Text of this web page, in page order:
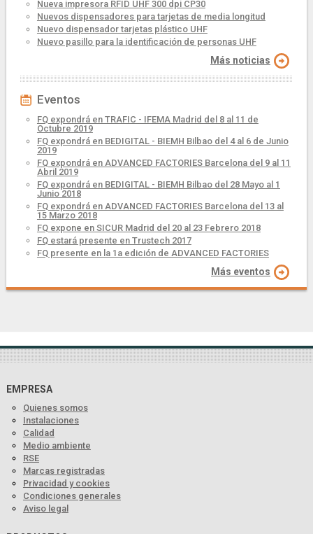
Nueva impresora RFID UHF 300 dpi CP30
Nuevos dispensadores para tarjetas de media longitud
Nuevo dispensador tarjetas plástico UHF
Nuevo pasillo para la identificación de personas UHF
Más noticias
Eventos
FQ expondrá en TRAFIC - IFEMA Madrid del 8 al 11 de
Octubre 2019
FQ expondrá en BEDIGITAL - BIEMH Bilbao del 4 al 6 de Junio
2019
FQ expondrá en ADVANCED FACTORIES Barcelona del 9 al 11
Abril 2019
FQ expondrá en BEDIGITAL - BIEMH Bilbao del 28 Mayo al 1
Junio 2018
FQ expondrá en ADVANCED FACTORIES Barcelona del 13 al
15 Marzo 2018
FQ expone en SICUR Madrid del 20 al 23 Febrero 2018
FQ estará presente en Trustech 2017
FQ presente en la 1a edición de ADVANCED FACTORIES
Más eventos
EMPRESA
Quienes somos
Instalaciones
Calidad
Medio ambiente
RSE
Marcas registradas
Privacidad y cookies
Condiciones generales
Aviso legal